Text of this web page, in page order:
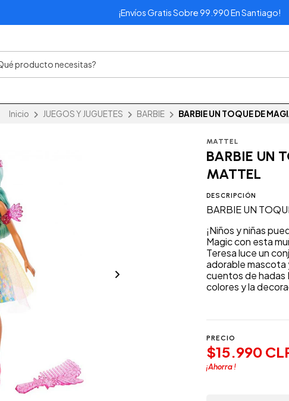
¡Envíos Gratis Sobre 99.990 En Santiago!
Inicio JUEGOS Y JUGUETES BARBIE BARBIE UN TOQUE DE
MATTEL
BARBIE UN
MATTEL
DESCRIPCIÓN
BARBIE UN
¡Niños y niñas
Magic con esta
Teresa luce un
adorable mascota
cuentos de hadas
colores y la
PRECIO
$15.990
¡Ahorra!